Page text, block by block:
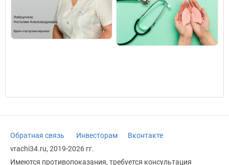
Обратная связь Инвесторам
Вконтакте
vrachi34.ru, 2019-2026 гг.
Имеются противопоказания, требуется консультация